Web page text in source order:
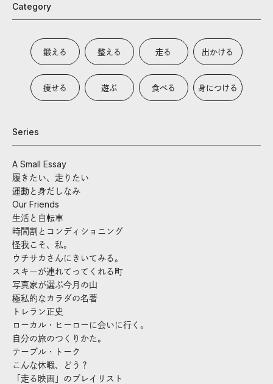
Category
鍛える 整える 走る 出かける
痩せる 遊ぶ 食べる 身につける
Series
A Small Essay
履きたい、走りたい
運動と身だしなみ
Our Friends
生活と自転車
時間割とコンディショニング
怪我こそ、私。
ウチサカさんにきいてみる。
スキーが連れてってくれる町
写真家が選ぶ今月の山
極私的なカラダの名著
トレラン正史
ローカル・ヒーローに会いに行く。
自分の旅のつくりかた。
テーブル・トーク
こんな休暇、どう？
「走る映画」のプレイリスト